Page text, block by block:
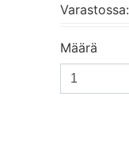
Varastossa:
Määrä